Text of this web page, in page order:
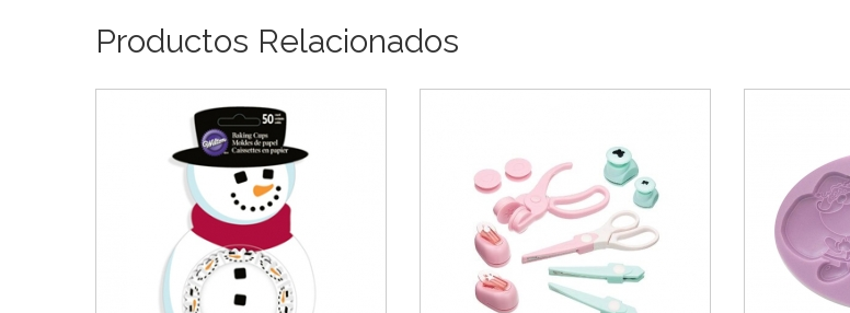
Productos Relacionados